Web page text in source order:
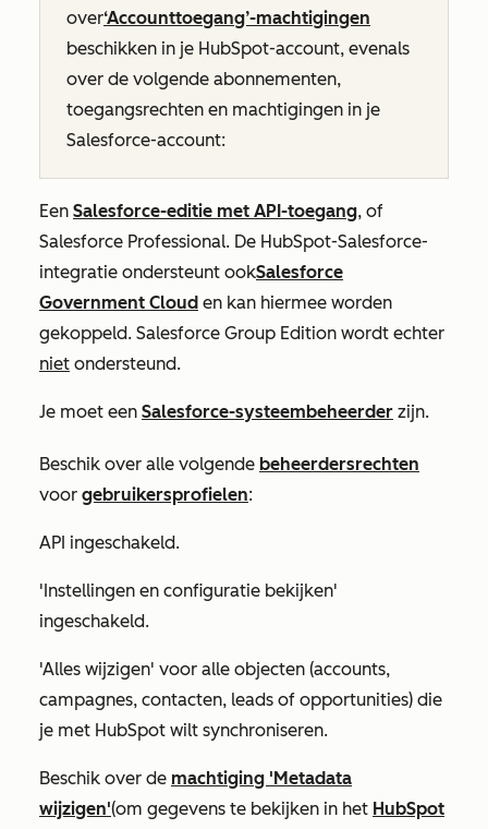
over‘Accounttoegang’-machtigingen
beschikken in je HubSpot-account, evenals
over de volgende abonnementen,
toegangsrechten en machtigingen in je
Salesforce-account:
Een Salesforce-editie met API-toegang, of
Salesforce Professional. De HubSpot-Salesforce-
integratie ondersteunt ookSalesforce
Government Cloud en kan hiermee worden
gekoppeld. Salesforce Group Edition wordt echter
niet ondersteund.
Je moet een Salesforce-systeembeheerder zijn.
Beschik over alle volgende beheerdersrechten
voor gebruikersprofielen:
API ingeschakeld.
'Instellingen en configuratie bekijken'
ingeschakeld.
'Alles wijzigen' voor alle objecten (accounts,
campagnes, contacten, leads of opportunities) die
je met HubSpot wilt synchroniseren.
Beschik over de machtiging 'Metadata
wijzigen'(om gegevens te bekijken in het HubSpot